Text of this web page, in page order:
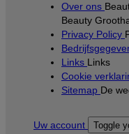
Over ons
Beauty
Privacy Policy
Links Links
Cookie
Sitemap De
Uw account Toggle